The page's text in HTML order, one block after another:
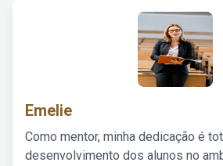
Emelie
Como mentor, minha dedicação é
desenvolvimento dos alunos no